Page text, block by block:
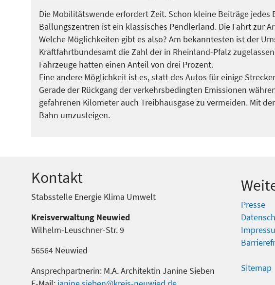
Die Mobilitätswende erfordert Zeit. Schon kleine Beiträge
Ballungszentren ist ein klassisches Pendlerland. Die Fahrt zur
Welche Möglichkeiten gibt es also? Am bekanntesten ist der
Kraftfahrtbundesamt die Zahl der in Rheinland-Pfalz
Fahrzeuge hatten einen Anteil von drei Prozent.
Eine andere Möglichkeit ist es, statt des Autos für einige
Gerade der Rückgang der verkehrsbedingten Emissionen
gefahrenen Kilometer auch Treibhausgase zu vermeiden. Mit
Bahn umzusteigen.
Kontakt
Stabsstelle Energie Klima Umwelt
Kreisverwaltung Neuwied
Wilhelm-Leuschner-Str. 9
56564 Neuwied
Ansprechpartnerin: M.A. Architektin Janine Sieben
Presse
Sitemap